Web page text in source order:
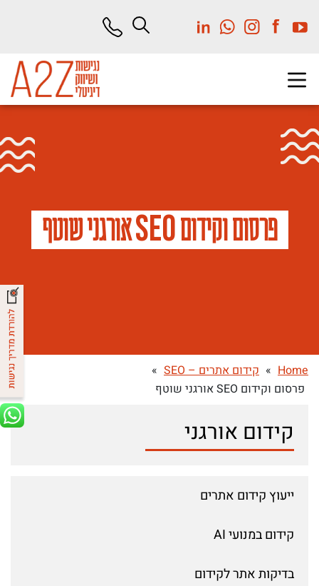
פרסום וקידום SEO אורגני שוטף
Home
» קידום אתרים – SEO
»
פרסום וקידום SEO אורגני שוטף
קידום אורגני
ייעוץ קידום אתרים
קידום במנועי AI
בדיקות אתר לקידום